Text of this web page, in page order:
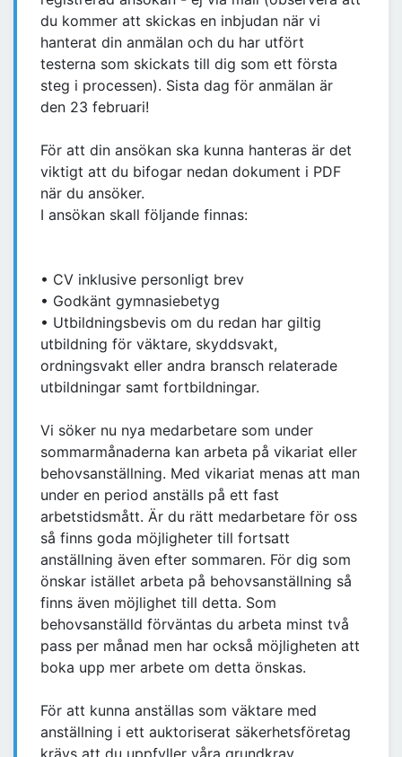
du kommer att skickas en inbjudan när vi
hanterat din anmälan och du har utfört
testerna som skickats till dig som ett första
steg i processen). Sista dag för anmälan är
den 23 februari!
För att din ansökan ska kunna hanteras är det
viktigt att du bifogar nedan dokument i PDF
när du ansöker.
I ansökan skall följande finnas:
• CV inklusive personligt brev
• Godkänt gymnasiebetyg
• Utbildningsbevis om du redan har giltig
utbildning för väktare, skyddsvakt,
ordningsvakt eller andra bransch relaterade
utbildningar samt fortbildningar.
Vi söker nu nya medarbetare som under
sommarmånaderna kan arbeta på vikariat eller
behovsanställning. Med vikariat menas att man
under en period anställs på ett fast
arbetstidsmått. Är du rätt medarbetare för oss
så finns goda möjligheter till fortsatt
anställning även efter sommaren. För dig som
önskar istället arbeta på behovsanställning så
finns även möjlighet till detta. Som
behovsanställd förväntas du arbeta minst två
pass per månad men har också möjligheten att
boka upp mer arbete om detta önskas.
För att kunna anställas som väktare med
anställning i ett auktoriserat säkerhetsföretag